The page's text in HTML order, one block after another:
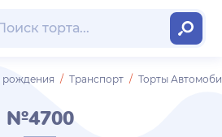
рождения Транспорт Торты
№4700